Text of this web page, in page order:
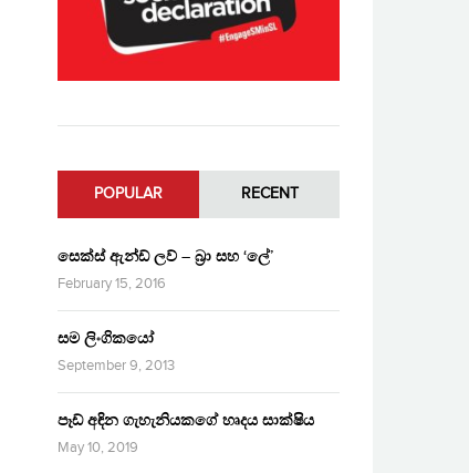
POPULAR RECENT
සෙක්ස් ඇන්ඩ් ලව් – බ්‍රා සහ ‘ලේ’
February 15, 2016
සම ලිංගිකයෝ
September 9, 2013
පෑඩ් අඳින ගැහැනියකගේ හෘදය සාක්ෂිය
May 10, 2019